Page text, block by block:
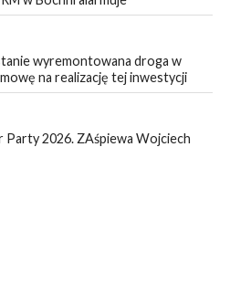
wyremontowana droga w
na realizację tej inwestycji
Party 2026. ZAśpiewa Wojciech